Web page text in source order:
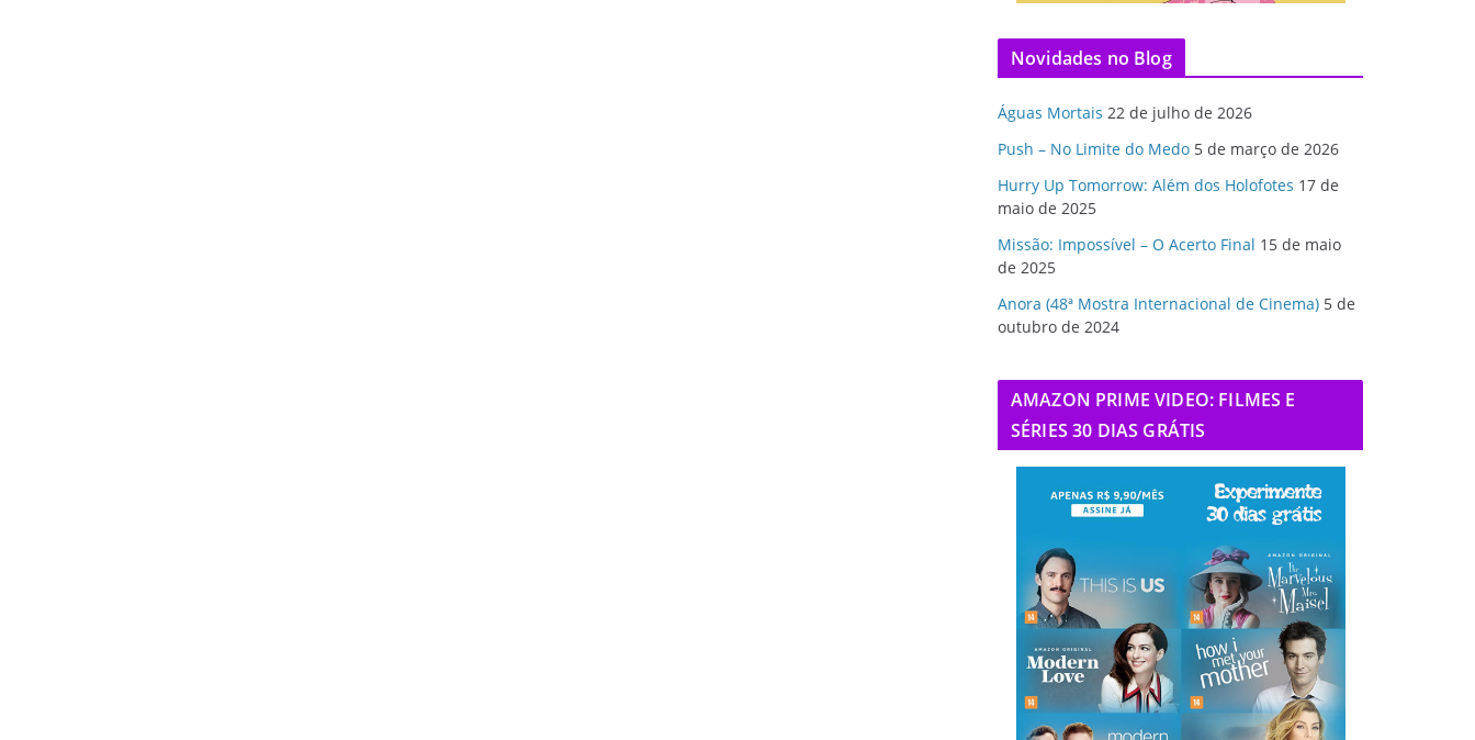
Novidades no Blog
Águas Mortais 22 de julho de 2026
Push – No Limite do Medo 5 de março de 2026
Hurry Up Tomorrow: Além dos Holofotes 17 de
maio de 2025
Missão: Impossível – O Acerto Final 15 de maio
de 2025
Anora (48ª Mostra Internacional de Cinema) 5 de
outubro de 2024
AMAZON PRIME VIDEO: FILMES E
SÉRIES 30 DIAS GRÁTIS